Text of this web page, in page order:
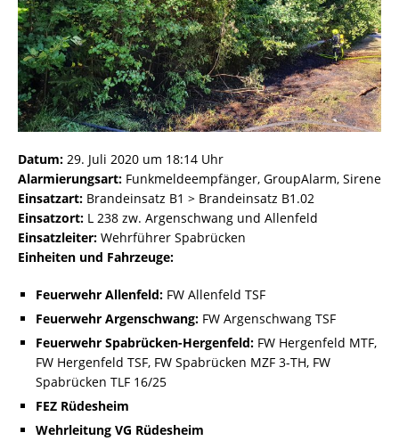
Datum: 29. Juli 2020 um 18:14 Uhr
Alarmierungsart: Funkmeldeempfänger, GroupAlarm, Sirene
Einsatzart: Brandeinsatz B1 > Brandeinsatz B1.02
Einsatzort: L 238 zw. Argenschwang und Allenfeld
Einsatzleiter: Wehrführer Spabrücken
Einheiten und Fahrzeuge:
Feuerwehr Allenfeld: FW Allenfeld TSF
Feuerwehr Argenschwang: FW Argenschwang TSF
Feuerwehr Spabrücken-Hergenfeld: FW Hergenfeld MTF,
FW Hergenfeld TSF, FW Spabrücken MZF 3-TH, FW
Spabrücken TLF 16/25
FEZ Rüdesheim
Wehrleitung VG Rüdesheim